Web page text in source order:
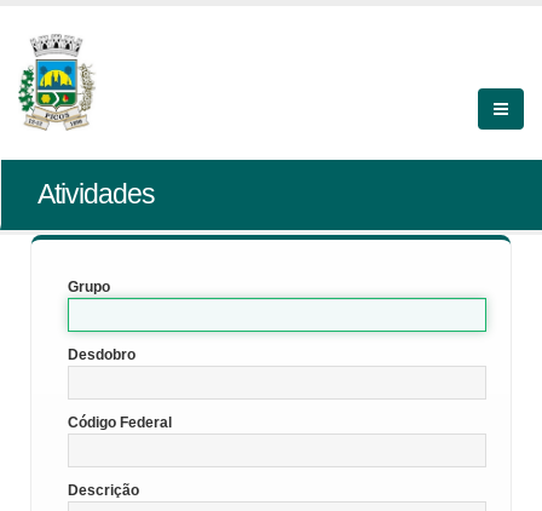
Atividades
Grupo
Desdobro
Código Federal
Descrição